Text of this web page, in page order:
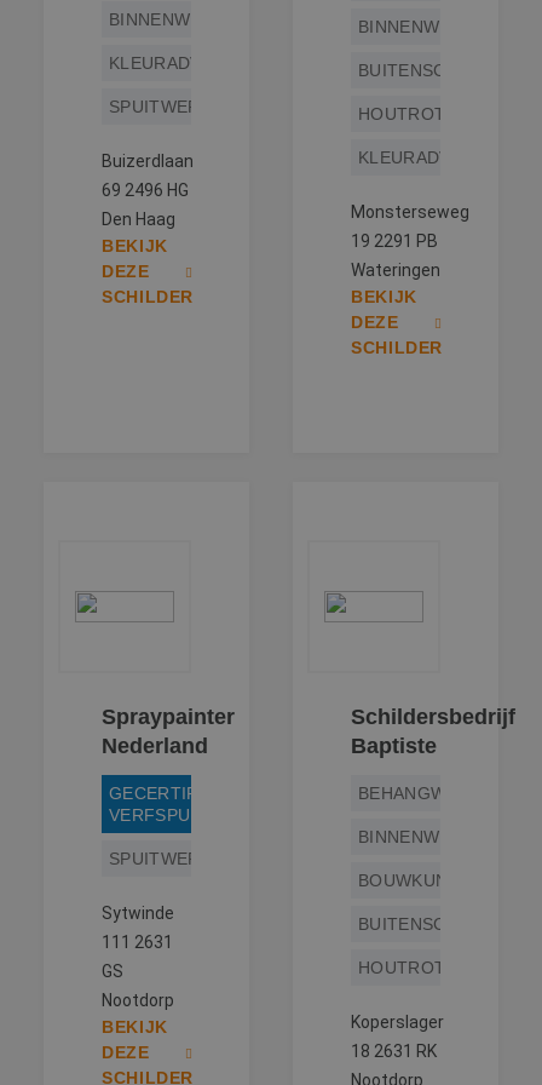
BINNENWERK
KLEURADVIES
SPUITWERK
Buizerdlaan
69 2496 HG
Den Haag
BEKIJK
DEZE
SCHILDER
BINNENWERK
HOUTROTREPARATIE
KLEURADVIES
Monsterseweg
19 2291 PB
Wateringen
BEKIJK
DEZE
SCHILDER
Spraypainter
Nederland
GECERTIFICEERD
VERFSPUITER
SPUITWERK
Sytwinde
111 2631
GS
Nootdorp
BEKIJK
DEZE
SCHILDER
Schildersbedrijf
Baptiste
BEHANGWERK
BINNENWERK
BOUWKUNDIG
HOUTROTREPARATIE
Koperslager
18 2631 RK
Nootdorp